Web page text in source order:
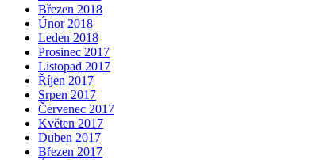
Březen 2018
Únor 2018
Leden 2018
Prosinec 2017
Listopad 2017
Říjen 2017
Srpen 2017
Červenec 2017
Květen 2017
Duben 2017
Březen 2017